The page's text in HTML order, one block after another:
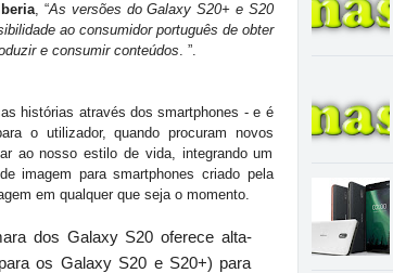
, “As versões do Galaxy S20+ e S20
ao consumidor português de obter
e consumir conteúdos. ”.
histórias através dos smartphones - e é
o utilizador, quando procuram novos
ao nosso estilo de vida, integrando um
imagem para smartphones criado pela
em qualquer que seja o momento.
dos Galaxy S20 oferece alta-
os Galaxy S20 e S20+) para